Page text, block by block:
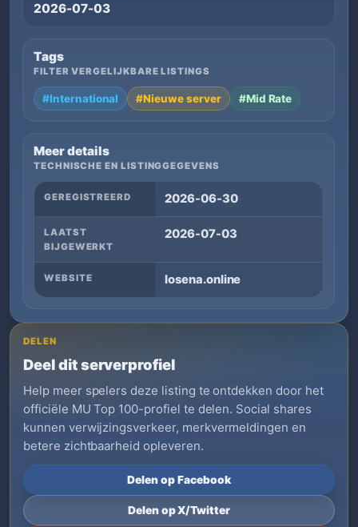
2026-07-03
Tags
FILTER VERGELIJKBARE LISTINGS
#International #Nieuwe server #Mid Rate
Meer details
TECHNISCHE EN LISTINGGEGEVENS
GEREGISTREERD 2026-06-30
LAATST
BIJGEWERKT
2026-07-03
WEBSITE losena.online
DELEN
Deel dit serverprofiel
Help meer spelers deze listing te ontdekken door het
officiële MU Top 100-profiel te delen. Social shares
kunnen verwijzingsverkeer, merkvermeldingen en
betere zichtbaarheid opleveren.
Delen op Facebook
Delen op X/Twitter